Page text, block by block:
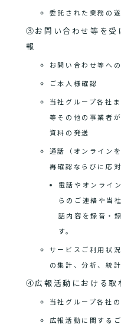
委託された業務の
③お問い合わせ等を受
報
お問い合わせ等へ
ご本人様確認
当社グループ各社
等その他の事業者
資料の発送
通話（オンライン
再確認ならびに応
電話やオンライ
らのご連絡や当
話内容を録音・
す。
サービスご利用状
の集計、分析、統
④広報活動における取
当社グループ各社
広報活動に関する